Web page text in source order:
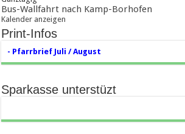
Bus-Wallfahrt nach Kamp-Borhofen
Kalender anzeigen
Print-Infos
- Pfarrbrief Juli / August
Sparkasse unterstüzt